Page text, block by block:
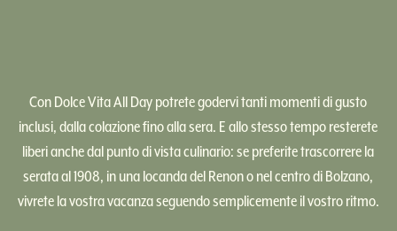
Con Dolce Vita All Day potrete godervi tanti momenti di gusto
inclusi, dalla colazione fino alla sera. E allo stesso tempo resterete
liberi anche dal punto di vista culinario: se preferite trascorrere la
serata al 1908, in una locanda del Renon o nel centro di Bolzano,
vivrete la vostra vacanza seguendo semplicemente il vostro ritmo.